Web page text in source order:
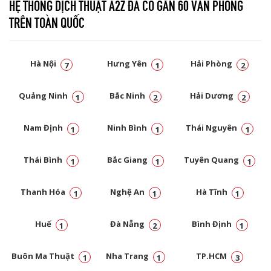
HỆ THỐNG DỊCH THUẬT A2Z ĐÃ CÓ GẦN 60 VĂN PHÒNG
TRÊN TOÀN QUỐC
Hà Nội 7 Hưng Yên 1 Hải Phòng 2
Quảng Ninh 1 Bắc Ninh 2 Hải Dương 2
Nam Định 1 Ninh Bình 1 Thái Nguyên 1
Thái Bình 1 Bắc Giang 1 Tuyên Quang 1
Thanh Hóa 1 Nghệ An 1 Hà Tĩnh 1
Huế 1 Đà Nẵng 2 Bình Định 1
Buôn Ma Thuật 1 Nha Trang 1 TP.HCM 3